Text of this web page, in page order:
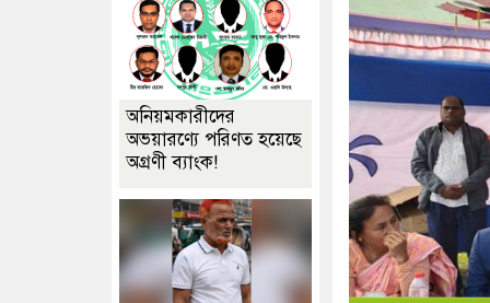
অনিয়মকারীদের
অভয়ারণ্যে পরিণত হয়েছে
অগ্রণী ব্যাংক!